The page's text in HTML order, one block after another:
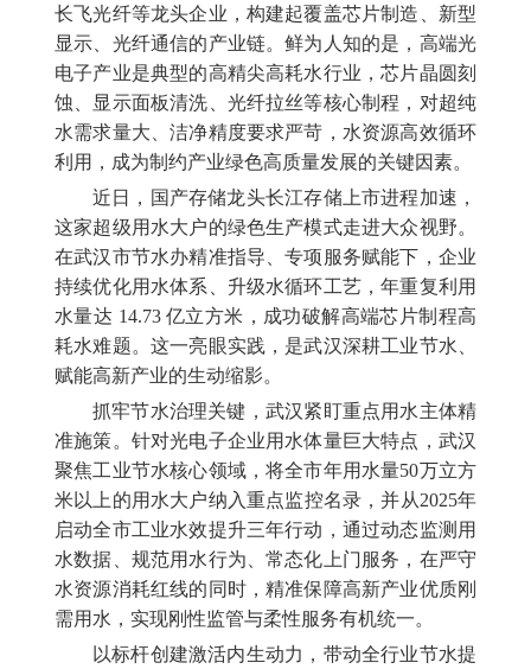
长飞光纤等龙头企业，构建起覆盖芯片制造、新型
显示、光纤通信的产业链。鲜为人知的是，高端光
电子产业是典型的高精尖高耗水行业，芯片晶圆刻
蚀、显示面板清洗、光纤拉丝等核心制程，对超纯
水需求量大、洁净精度要求严苛，水资源高效循环
利用，成为制约产业绿色高质量发展的关键因素。
近日，国产存储龙头长江存储上市进程加速，
这家超级用水大户的绿色生产模式走进大众视野。
在武汉市节水办精准指导、专项服务赋能下，企业
持续优化用水体系、升级水循环工艺，年重复利用
水量达 14.73 亿立方米，成功破解高端芯片制程高
耗水难题。这一亮眼实践，是武汉深耕工业节水、
赋能高新产业的生动缩影。
抓牢节水治理关键，武汉紧盯重点用水主体精
准施策。针对光电子企业用水体量巨大特点，武汉
聚焦工业节水核心领域，将全市年用水量50万立方
米以上的用水大户纳入重点监控名录，并从2025年
启动全市工业水效提升三年行动，通过动态监测用
水数据、规范用水行为、常态化上门服务，在严守
水资源消耗红线的同时，精准保障高新产业优质刚
需用水，实现刚性监管与柔性服务有机统一。
以标杆创建激活内生动力，带动全行业节水提